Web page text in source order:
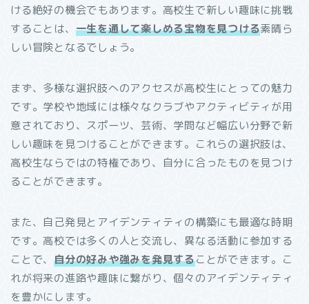
ける絶好の機会でもあります。高校生で新しい趣味に挑戦
することは、 一生を通して楽しめる宝物を見つける素晴ら
しい冒険となるでしょう。
まず、多様な選択肢へのアクセスが高校生にとっての魅力
です。学校や地域には様々なクラブやアクティビティが用
意されており、スポーツ、芸術、学問など幅広い分野で新
しい趣味を見つけることができます。これらの選択肢は、
高校生ならではの特権であり、自分に合ったものを見つけ
ることができます。
また、自己発見とアイデンティティの構築にも最適な時期
です。高校では多くの人と交流し、異なる活動に参加する
ことで、自分の好みや強みを発見することができます。こ
れが将来の進路や趣味に繋がり、個々のアイデンティティ
を豊かにします。